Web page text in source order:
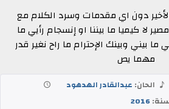
دون اي مقدمات وسرد الكلام مع
لا كيميا ما بيننا او إنسجام رأيي ما
بيني وبينك الإحترام ما راح نغير قدر
مهما يص
الحان: عبدالقادر الهدهود
2016